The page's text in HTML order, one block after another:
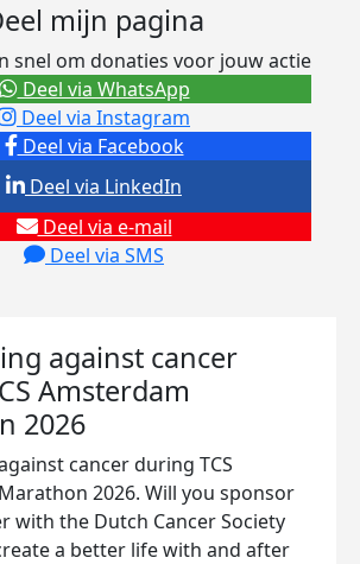
mijn pagina
snel om donaties voor jouw actie
Deel via Facebook
Deel via Instagram
Deel via e-mail
Deel via SMS
Deel via LinkedIn
Deel via WhatsApp
against cancer
Amsterdam
2026
cancer during TCS
2026. Will you sponsor
with the Dutch Cancer Society
a better life with and after